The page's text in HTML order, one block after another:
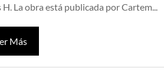
H. La obra está publicada por Cartem...
Más